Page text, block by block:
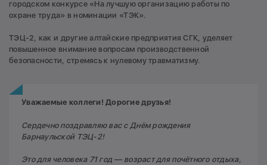
городском конкурсе «На лучшую организацию работы по
охране труда» в номинации «ТЭК».
ТЭЦ-2, как и другие алтайские предприятия СГК, уделяет
повышенное внимание вопросам производственной
безопасности, стремясь к нулевому травматизму.
Уважаемые коллеги! Дорогие друзья!
Сердечно поздравляю вас с Днём рождения
Барнаульской ТЭЦ-2!
Это для человека 71 год — возраст для почётного отдыха,